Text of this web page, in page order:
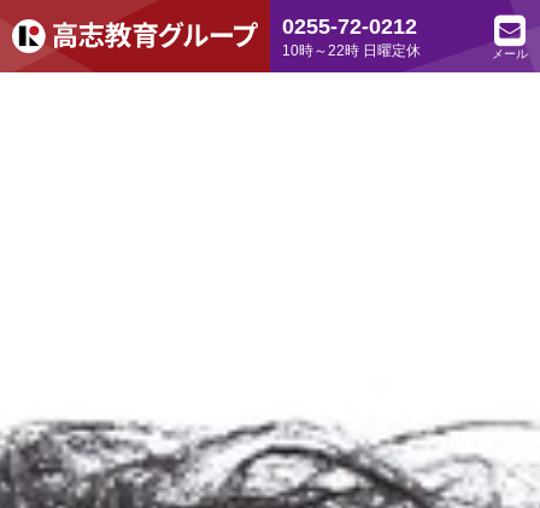
0255-72-0212
10時～22時 日曜定休 メール